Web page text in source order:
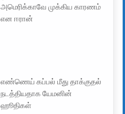
அமெரிக்காவே முக்கிய காரணம்
என ஈரான்
எண்ணெய் கப்பல் மீது தாக்குதல்
நடத்தியதாக யேமனின்
ஹூதிகள்